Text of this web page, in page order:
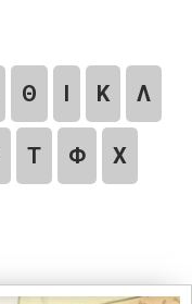
Θ Ι Κ Λ
Τ Φ Χ